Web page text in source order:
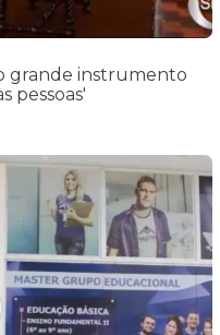
grande instrumento
pessoas'